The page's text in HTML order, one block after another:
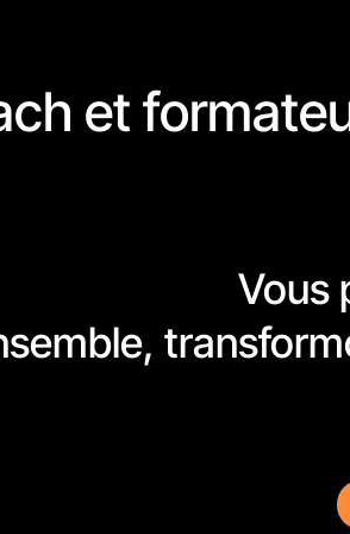
et
Vous